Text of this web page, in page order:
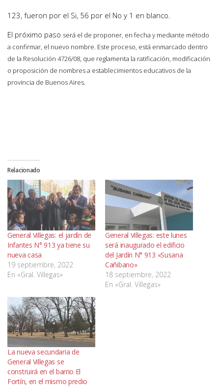
123, fueron por el Si, 56 por el No y 1 en blanco.
El próximo paso será el de proponer, en fecha y mediante método
a confirmar, el nuevo nombre. Este proceso, está enmarcado dentro
de la Resolución 4726/08, que reglamenta la ratificación, modificación
o proposición de nombres a establecimientos educativos de la
provincia de Buenos Aires.
Relacionado
General Villegas: el jardín de
Infantes N° 913 ya tiene su
nueva casa
19 septiembre, 2022
En «Gral. Villegas»
General Villegas: este lunes
será inaugurado el edificio
del Jardín N° 913 «Susana
Cañibano»
18 septiembre, 2022
En «Gral. Villegas»
La nueva secundaria de
General Villegas se
construirá en el barrio El
Fortín, en el mismo predio